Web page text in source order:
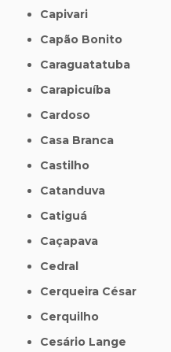
Capivari
Capão Bonito
Caraguatatuba
Carapicuíba
Cardoso
Casa Branca
Castilho
Catanduva
Catiguá
Caçapava
Cedral
Cerqueira César
Cerquilho
Cesário Lange